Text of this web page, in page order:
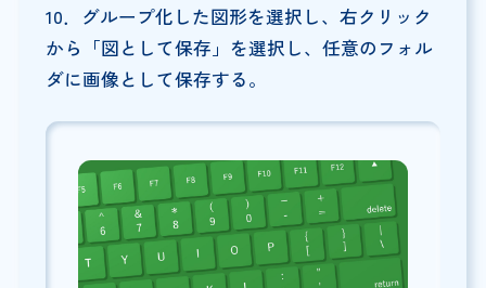
10．グループ化した図形を選択し、右クリック
から「図として保存」を選択し、任意のフォル
ダに画像として保存する。